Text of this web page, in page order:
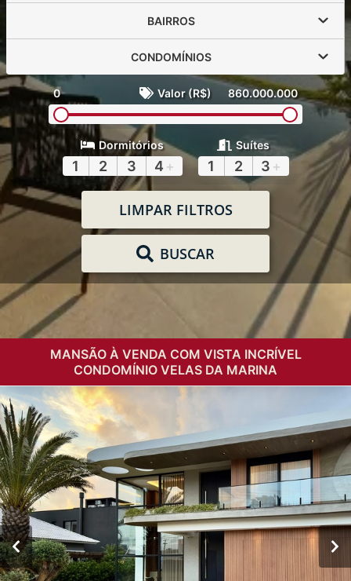
BAIRROS
CONDOMÍNIOS
0 Valor (R$) 860.000.000
Dormitórios
1 2 3 4 +
Suítes
1 2 3 +
LIMPAR FILTROS
BUSCAR
MANSÃO À VENDA COM VISTA INCRÍVEL
CONDOMÍNIO VELAS DA MARINA